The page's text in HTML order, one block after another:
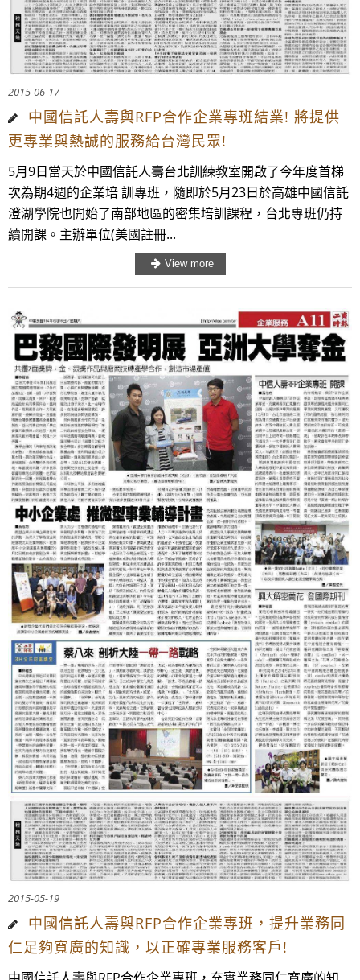
2015-06-17
中國信託人壽與RFP合作企業專班結業! 將提供
更專業與熱誠的服務給台灣民眾!
5月9日當天於中國信託人壽台北訓練教室開啟了今年度首梯
次為期4週的企業培 訓專班，隨即於5月23日於高雄中國信託
澄湖學院也開始了南部地區的密集培訓課程，台北專班仍持
續開課。主辦單位(美國註冊...
2015-05-19
中國信託人壽與RFP合作企業專班，提升業務同
仁足夠寬廣的知識，以正確專業服務客戶!